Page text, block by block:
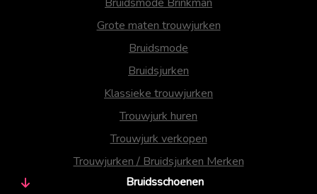
Grote maten trouwjurken
Bruidsmode
Bruidsjurken
Klassieke trouwjurken
Trouwjurk huren
Trouwjurk verkopen
Trouwjurken / Bruidsjurken Merken
Bruidsschoenen